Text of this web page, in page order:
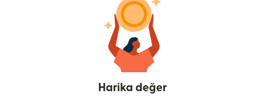
Harika değer